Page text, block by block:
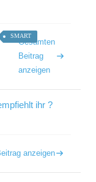
SMART
Gesamten
Beitrag
anzeigen
ihr ?
anzeigen